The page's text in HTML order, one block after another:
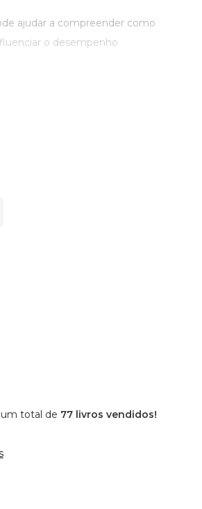
ajudar a compreender como
o desempenho
um total de 77 livros vendidos!